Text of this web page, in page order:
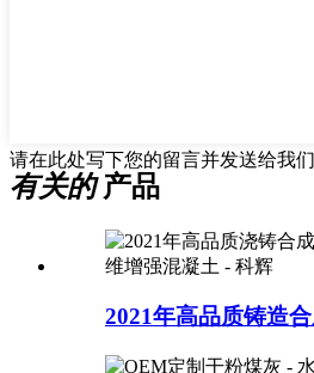
请在此处写下您的留言并发送给我们
有关的产品
2021年高品质铸造